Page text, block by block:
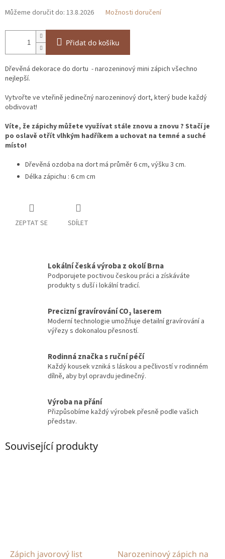
Můžeme doručit do: 13.8.2026 Možnosti doručení
Přidat do košíku
Dřevěná dekorace do dortu - narozeninový mini zápich všechno
nejlepší.
Vytvořte ve vteřině jedinečný narozeninový dort, který bude každý
obdivovat!
Víte, že zápichy můžete využívat stále znovu a znovu ? Stačí je
po oslavě otřít vlhkým hadříkem a uchovat na temné a suché
místo!
Dřevěná ozdoba na dort má průměr 6 cm, výšku 3 cm.
Délka zápichu : 6 cm cm
ZEPTAT SE SDÍLET
Lokální česká výroba z okolí Brna
Podporujete poctivou českou práci a získáváte
produkty s duší i lokální tradicí.
Precizní gravírování CO₂ laserem
Moderní technologie umožňuje detailní gravírování a
výřezy s dokonalou přesností.
Rodinná značka s ruční péčí
Každý kousek vzniká s láskou a pečlivostí v rodinném
dílně, aby byl opravdu jedinečný.
Výroba na přání
Přizpůsobíme každý výrobek přesně podle vašich
představ.
Související produkty
Zápich javorový list
Narozeninový zápich na